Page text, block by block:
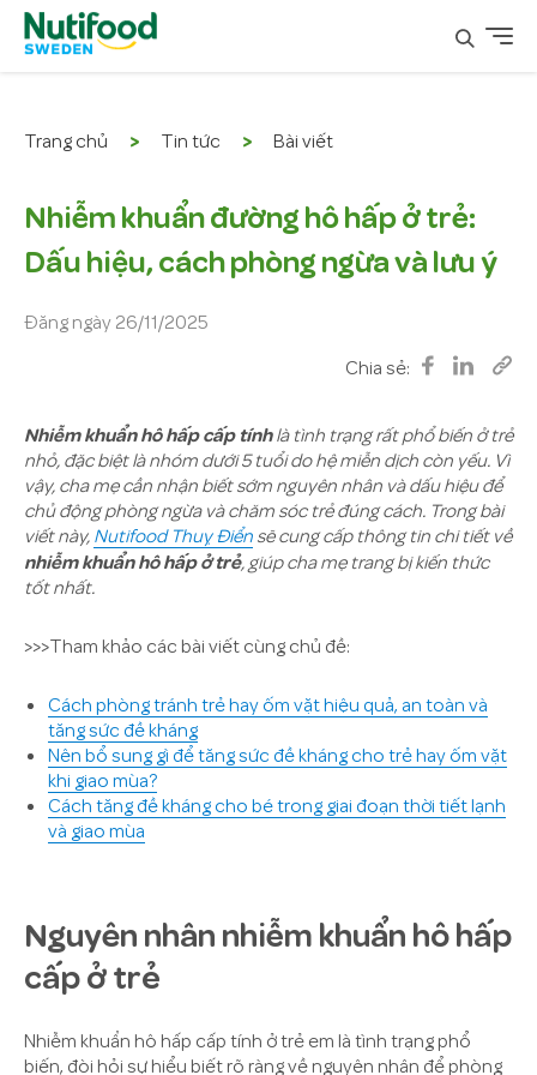
Trang chủ Tin tức Bài viết
Nhiễm khuẩn đường hô hấp ở trẻ:
Dấu hiệu, cách phòng ngừa và lưu ý
Đăng ngày 26/11/2025
Chia sẻ:
Nutifood Thụy Điển
Nhiễm khuẩn hô hấp cấp tínhlà tình trạng rất phổ biến ở trẻ
nhỏ, đặc biệt là nhóm dưới 5 tuổi do hệ miễn dịch còn yếu. Vì
vậy, cha mẹ cần nhận biết sớm nguyên nhân và dấu hiệu để
chủ động phòng ngừa và chăm sóc trẻ đúng cách. Trong bài
viết này, Nutifood Thuỵ Điển sẽ cung cấp thông tin chi tiết về
nhiễm khuẩn hô hấp ở trẻ, giúp cha mẹ trang bị kiến thức
tốt nhất.
>>>Tham khảo các bài viết cùng chủ đề:
Cách phòng tránh trẻ hay ốm vặt hiệu quả, an toàn và
tăng sức đề kháng
Nên bổ sung gì để tăng sức đề kháng cho trẻ hay ốm vặt
khi giao mùa?
Cách tăng đề kháng cho bé trong giai đoạn thời tiết lạnh
và giao mùa
Nguyên nhân nhiễm khuẩn hô hấp
cấp ở trẻ
Nhiễm khuẩn hô hấp cấp tính ở trẻ em là tình trạng phổ
biến, đòi hỏi sự hiểu biết rõ ràng về nguyên nhân để phòng